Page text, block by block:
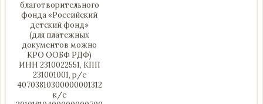
благотворительного
фонда «Российский
детский фонд»
(для платежных
документов можно
КРО ООБФ РДФ)
ИНН 2310022551, КПП
231001001, р/с
40703810300000001312
к/с